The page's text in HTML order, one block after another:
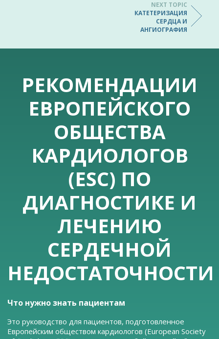
NEXT TOPIC
КАТЕТЕРИЗАЦИЯ
СЕРДЦА И
АНГИОГРАФИЯ
РЕКОМЕНДАЦИИ
ЕВРОПЕЙСКОГО
ОБЩЕСТВА
КАРДИОЛОГОВ
(ESC) ПО
ДИАГНОСТИКЕ И
ЛЕЧЕНИЮ
СЕРДЕЧНОЙ
НЕДОСТАТОЧНОСТИ
Что нужно знать пациентам
Это руководство для пациентов, подготовленное
Европейским обществом кардиологов (European Society